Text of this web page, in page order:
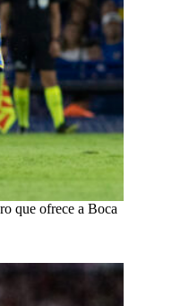
que ofrece a Boca